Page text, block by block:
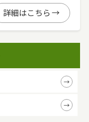
詳細はこちら